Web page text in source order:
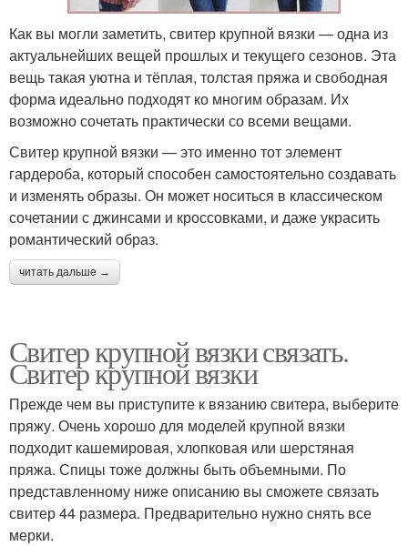
Как вы могли заметить, свитер крупной вязки — одна из
актуальнейших вещей прошлых и текущего сезонов. Эта
вещь такая уютна и тёплая, толстая пряжа и свободная
форма идеально подходят ко многим образам. Их
возможно сочетать практически со всеми вещами.
Свитер крупной вязки — это именно тот элемент
гардероба, который способен самостоятельно создавать
и изменять образы. Он может носиться в классическом
сочетании с джинсами и кроссовками, и даже украсить
романтический образ.
читать дальше →
Свитер крупной вязки связать.
Свитер крупной вязки
Прежде чем вы приступите к вязанию свитера, выберите
пряжу. Очень хорошо для моделей крупной вязки
подходит кашемировая, хлопковая или шерстяная
пряжа. Спицы тоже должны быть объемными. По
представленному ниже описанию вы сможете связать
свитер 44 размера. Предварительно нужно снять все
мерки.